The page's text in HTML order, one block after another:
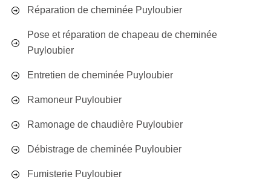
Réparation de cheminée Puyloubier
Pose et réparation de chapeau de cheminée
Puyloubier
Entretien de cheminée Puyloubier
Ramoneur Puyloubier
Ramonage de chaudière Puyloubier
Débistrage de cheminée Puyloubier
Fumisterie Puyloubier